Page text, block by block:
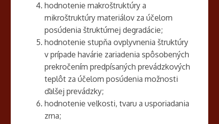
hodnotenie makroštruktúry a
mikroštruktúry materiálov za účelom
posúdenia štruktúrnej degradácie;
hodnotenie stupňa ovplyvnenia štruktúry
v prípade havárie zariadenia spôsobených
prekročením predpísaných prevádzkových
teplôt za účelom posúdenia možnosti
ďalšej prevádzky;
hodnotenie veľkosti, tvaru a usporiadania
zrna;